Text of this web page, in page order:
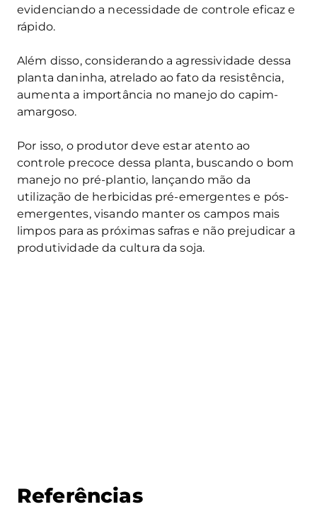
evidenciando a necessidade de controle eficaz e
rápido.
Além disso, considerando a agressividade dessa
planta daninha, atrelado ao fato da resistência,
aumenta a importância no manejo do capim-
amargoso.
Por isso, o produtor deve estar atento ao
controle precoce dessa planta, buscando o bom
manejo no pré-plantio, lançando mão da
utilização de herbicidas pré-emergentes e pós-
emergentes, visando manter os campos mais
limpos para as próximas safras e não prejudicar a
produtividade da cultura da soja.
Referências